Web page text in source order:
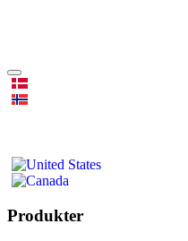
Produkter